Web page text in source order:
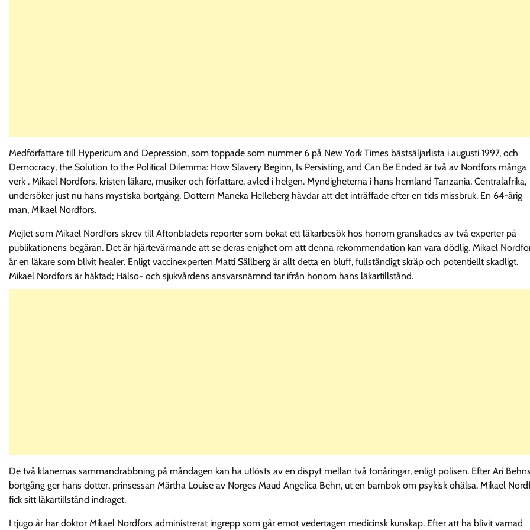
Medförfattare till Hypericum and Depression, som toppade som nummer 6 på New York Times bästsäljarlista i augusti 1997, och
Democracy, the Solution to the Political Dilemma: How Slavery Beginn, Is Persisting, and Can Be Ended är två av Nordfors många
verk . Mikael Nordfors, kristen läkare, musiker och författare, avled i helgen. Myndigheterna i hans hemland Tanzania, Centralafrika,
undersöker just nu hans mystiska bortgång. Dottern Maneka Helleberg hävdar att det inträffade efter en tids missbruk. En 64-årig
man, Mikael Nordfors.
Mejlet som Mikael Nordfors skrev till Aftonbladets reporter som bokat ett läkarbesök hos honom granskades av två experter på
publikationens begäran. Det är hjärtevärmande att se deras enighet om att denna rekommendation kan vara dödlig. Mikael
är en läkare som blivit healer. Enligt vaccinexperten Matti Sällberg är allt detta en bluff, fullständigt skräp och potentiellt skadligt.
Mikael Nordfors är häktad; Hälso- och sjukvårdens ansvarsnämnd tar ifrån honom hans läkartillstånd.
De två klanernas sammandrabbning på måndagen kan ha utlösts av en dispyt mellan två tonåringar, enligt polisen. Efter Ari
bortgång ger hans dotter, prinsessan Märtha Louise av Norges Maud Angelica Behn, ut en barnbok om psykisk ohälsa. Mikael
fick sitt läkartillstånd indraget.
I tjugo år har doktor Mikael Nordfors administrerat ingrepp som går emot vedertagen medicinsk kunskap. Efter att ha blivit varnad